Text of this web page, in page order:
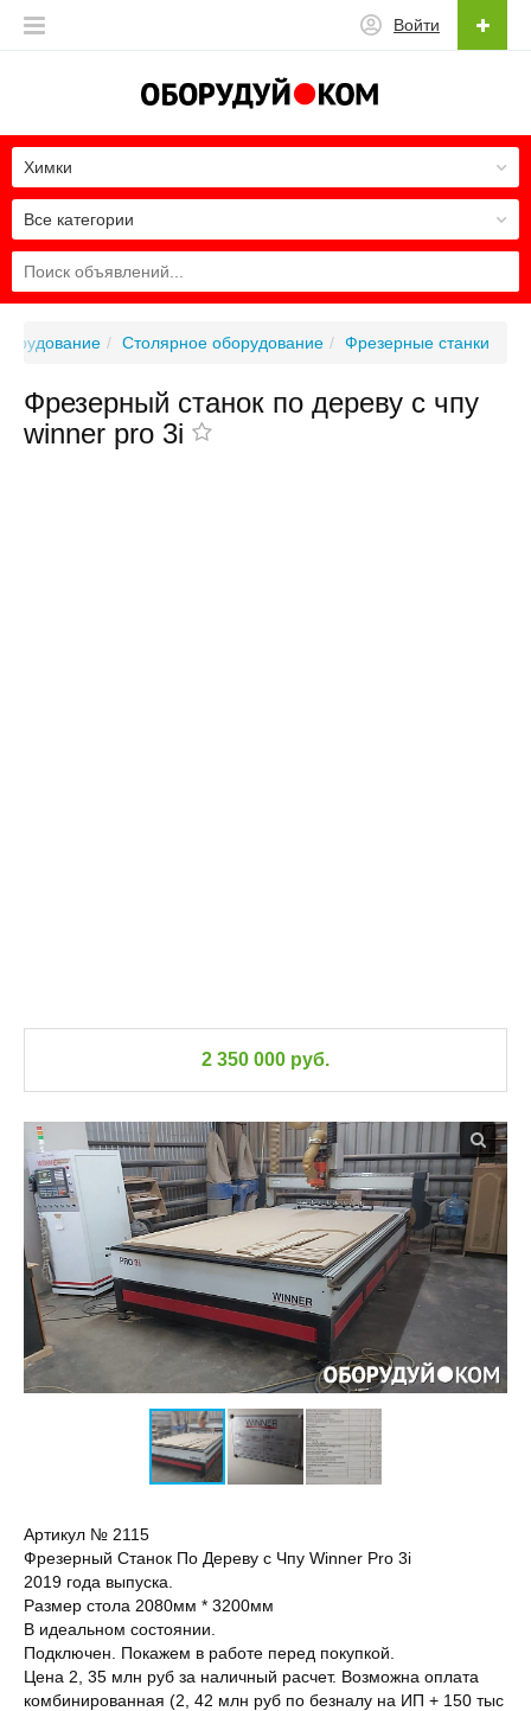
Войти
Все категории
Химки
Столярное оборудование Фрезерные станки
Фрезерный станок по дереву с чпу
winner pro 3i
2 350 000 руб.
Артикул № 2115
Фрезерный Станок По Дереву с Чпу Winner Pro 3i
2019 года выпуска.
Размер стола 2080мм * 3200мм
В идеальном состоянии.
Подключен. Покажем в работе перед покупкой.
Цена 2, 35 млн руб за наличный расчет. Возможна оплата
комбинированная (2, 42 млн руб по безналу на ИП + 150 тыс